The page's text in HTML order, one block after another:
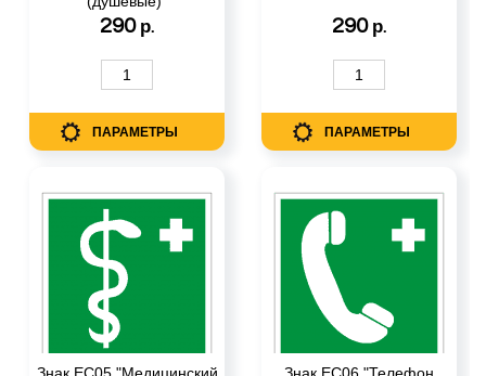
290 р.
ПАРАМЕТРЫ
290 р.
ПАРАМЕТРЫ